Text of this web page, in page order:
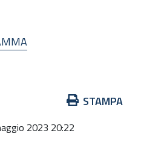
STAMPA
2023 20:22